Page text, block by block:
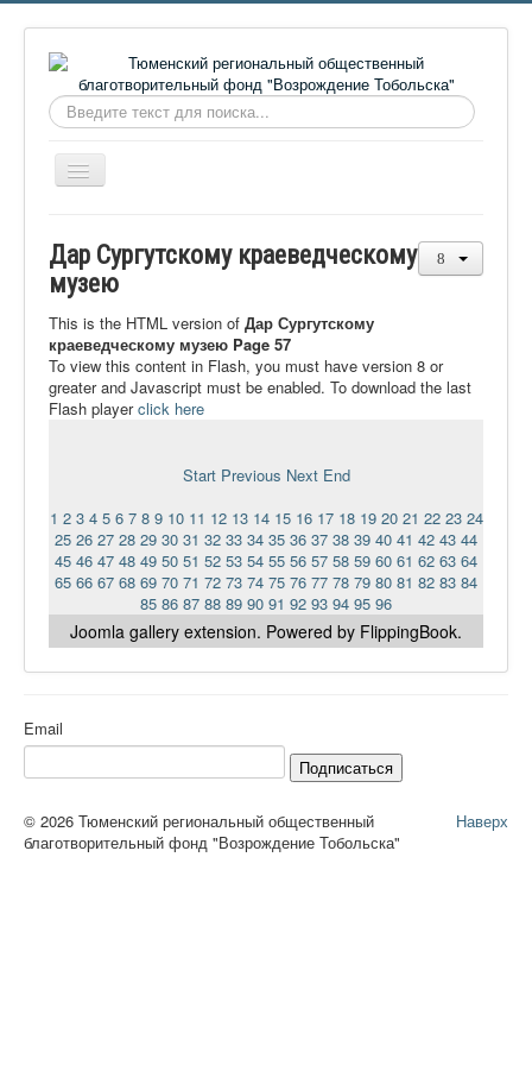
Искать...
Включить/
выключить
О фонде
Видеоматериалы
Контакты
Ермаковополе.рф
Дар Сургутскому краеведческому
музею
This is the HTML version of Дар Сургутскому
краеведческому музею Page 57
To view this content in Flash, you must have version 8 or
greater and Javascript must be enabled. To download the last
Flash playerclick here
Start Previous Next End
1 2 3 4 5 6 7 8 9 10 11 12 13 14 15 16 17 18 19 20 21 22 23 24
25 26 27 28 29 30 31 32 33 34 35 36 37 38 39 40 41 42 43 44
45 46 47 48 49 50 51 52 53 54 55 56 57 58 59 60 61 62 63 64
65 66 67 68 69 70 71 72 73 74 75 76 77 78 79 80 81 82 83 84
85 86 87 88 89 90 91 92 93 94 95 96
Joomla gallery extension. Powered by FlippingBook.
Email
Подписаться
Наверх
© 2026 Тюменский региональный общественный
благотворительный фонд "Возрождение Тобольска"